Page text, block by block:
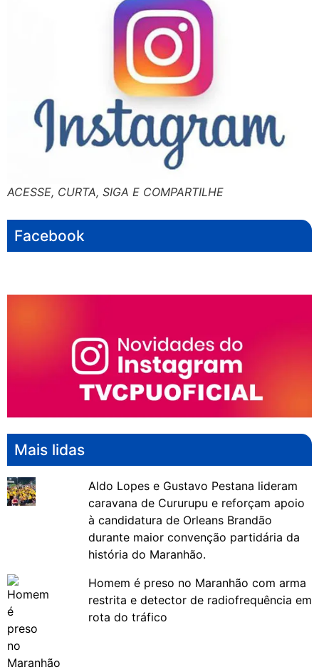
ACESSE, CURTA, SIGA E COMPARTILHE
Facebook
Mais lidas
Aldo Lopes e Gustavo Pestana lideram
caravana de Cururupu e reforçam apoio
à candidatura de Orleans Brandão
durante maior convenção partidária da
história do Maranhão.
Homem é preso no Maranhão com arma
restrita e detector de radiofrequência em
rota do tráfico